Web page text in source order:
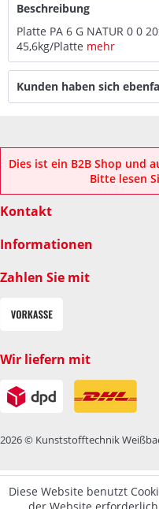
Beschreibung
Platte PA 6 G NATUR 0 0
45,6kg/Platte mehr
Kunden haben sich
Dies ist ein B2B Shop und
Bitte lesen
Kontakt
Informationen
Zahlen Sie mit
Wir liefern mit
2026 © Kunststofftechnik
Diese Website benutzt